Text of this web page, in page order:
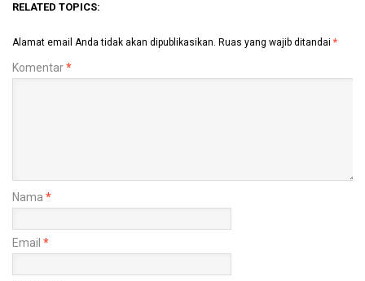
RELATED TOPICS:
Alamat email Anda tidak akan dipublikasikan. Ruas yang wajib ditandai *
Komentar*
Nama *
Email *